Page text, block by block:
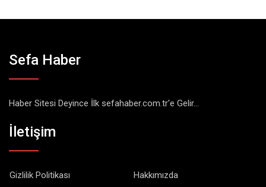
Sefa Haber
Haber Sitesi Deyince İlk sefahaber.com.tr'e Gelir...
İletişim
Gizlilik Politikası
Hakkımızda